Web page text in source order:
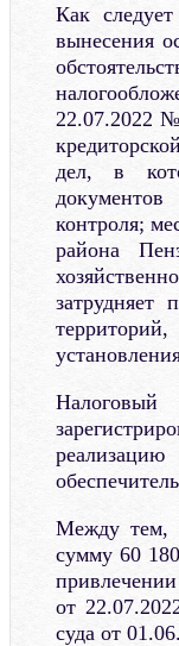
Как
вынесения
22.07.2022
дел, в
контроля;
района
затрудняет
Между тем,
сумму 60
от
суда от